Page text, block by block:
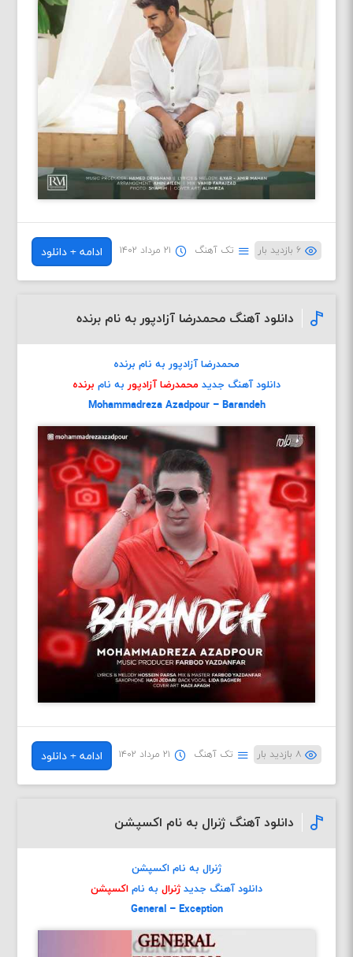
۶ بازدید بار تک آهنگ ۲۱ مرداد ۱۴۰۲ ادامه + دانلود
دانلود آهنگ محمدرضا آزادپور به نام برنده
محمدرضا آزادپور به نام برنده
دانلود آهنگ جدید محمدرضا آزادپور به نام برنده
Mohammadreza Azadpour – Barandeh
۸ بازدید بار تک آهنگ ۲۱ مرداد ۱۴۰۲ ادامه + دانلود
دانلود آهنگ ژنرال به نام اکسپشن
ژنرال به نام اکسپشن
دانلود آهنگ جدید ژنرال به نام اکسپشن
General – Exception